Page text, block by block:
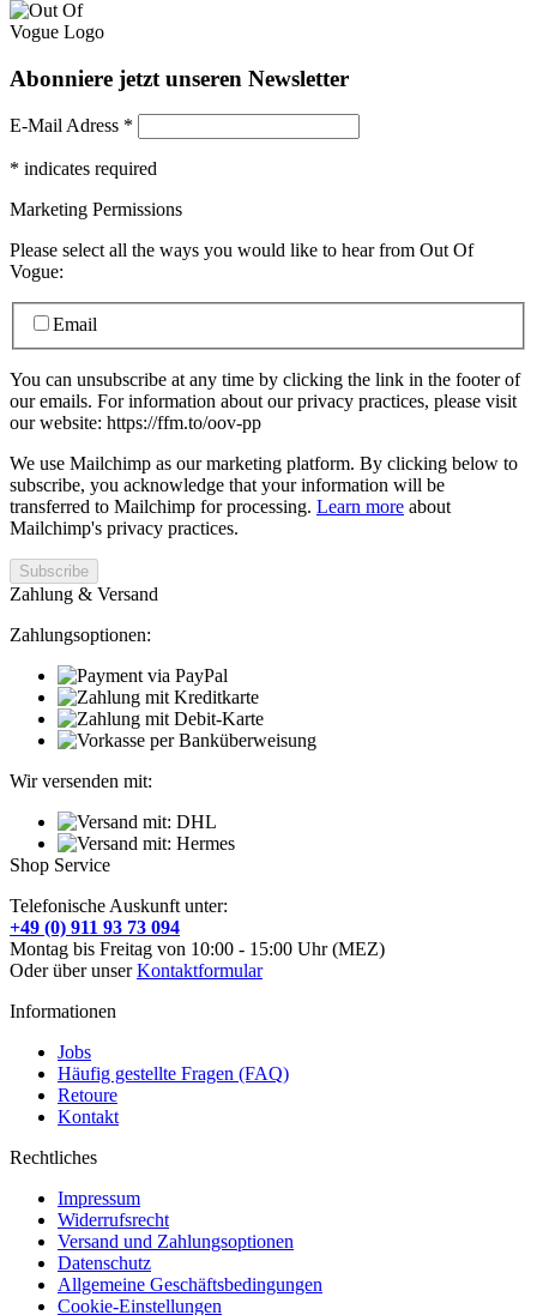
Abonniere jetzt unseren Newsletter
E-Mail Adress *
* indicates required
Marketing Permissions
Please select all the ways you would like to hear from Out Of
Vogue:
Email
You can unsubscribe at any time by clicking the link in the footer of
our emails. For information about our privacy practices, please visit
our website: https://ffm.to/oov-pp
We use Mailchimp as our marketing platform. By clicking below to
subscribe, you acknowledge that your information will be
transferred to Mailchimp for processing. Learn more about
Mailchimp's privacy practices.
Zahlung & Versand
Zahlungsoptionen:
Wir versenden mit:
Shop Service
Telefonische Auskunft unter:
+49 (0) 911 93 73 094
Montag bis Freitag von 10:00 - 15:00 Uhr (MEZ)
Oder über unserKontaktformular
Informationen
Jobs
Häufig gestellte Fragen (FAQ)
Retoure
Kontakt
Rechtliches
Impressum
Widerrufsrecht
Versand und Zahlungsoptionen
Datenschutz
Allgemeine Geschäftsbedingungen
Cookie-Einstellungen